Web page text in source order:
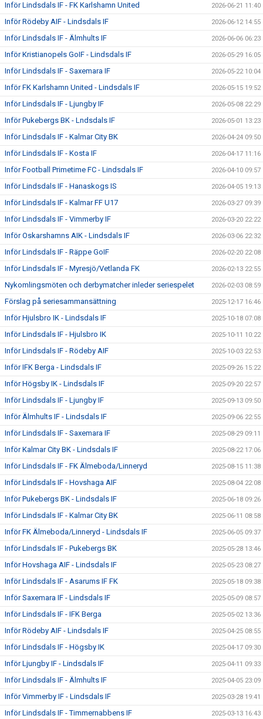
Inför Lindsdals IF - FK Karlshamn United 2026-06-21 11:40
Inför Rödeby AIF - Lindsdals IF 2026-06-12 14:55
Inför Lindsdals IF - Älmhults IF 2026-06-06 06:23
Inför Kristianopels GoIF - Lindsdals IF 2026-05-29 16:05
Inför Lindsdals IF - Saxemara IF 2026-05-22 10:04
Inför FK Karlshamn United - Lindsdals IF 2026-05-15 19:52
Inför Lindsdals IF - Ljungby IF 2026-05-08 22:29
Inför Pukebergs BK - Lndsdals IF 2026-05-01 13:23
Inför Lindsdals IF - Kalmar City BK 2026-04-24 09:50
Inför Lindsdals IF - Kosta IF 2026-04-17 11:16
Inför Football Primetime FC - Lindsdals IF 2026-04-10 09:57
Inför Lindsdals IF - Hanaskogs IS 2026-04-05 19:13
Inför Lindsdals IF - Kalmar FF U17 2026-03-27 09:39
Inför Lindsdals IF - Vimmerby IF 2026-03-20 22:22
Inför Oskarshamns AIK - Lindsdals IF 2026-03-06 22:32
Inför Lindsdals IF - Räppe GoIF 2026-02-20 22:08
Inför Lindsdals IF - Myresjö/Vetlanda FK 2026-02-13 22:55
Nykomlingsmöten och derbymatcher inleder seriespelet 2026-02-03 08:59
Förslag på seriesammansättning 2025-12-17 16:46
Inför Hjulsbro IK - Lindsdals IF 2025-10-18 07:08
Inför Lindsdals IF - Hjulsbro IK 2025-10-11 10:22
Inför Lindsdals IF - Rödeby AIF 2025-10-03 22:53
Inför IFK Berga - Lindsdals IF 2025-09-26 15:22
Inför Högsby IK - Lindsdals IF 2025-09-20 22:57
Inför Lindsdals IF - Ljungby IF 2025-09-13 09:50
Inför Älmhults IF - Lindsdals IF 2025-09-06 22:55
Inför Lindsdals IF - Saxemara IF 2025-08-29 09:11
Inför Kalmar City BK - Lindsdals IF 2025-08-22 17:06
Inför Lindsdals IF - FK Älmeboda/Linneryd 2025-08-15 11:38
Inför Lindsdals IF - Hovshaga AIF 2025-08-04 22:08
Inför Pukebergs BK - Lindsdals IF 2025-06-18 09:26
Inför Lindsdals IF - Kalmar City BK 2025-06-11 08:58
Inför FK Älmeboda/Linneryd - Lindsdals IF 2025-06-05 09:37
Inför Lindsdals IF - Pukebergs BK 2025-05-28 13:46
Inför Hovshaga AIF - Lindsdals IF 2025-05-23 08:27
Inför Lindsdals IF - Asarums IF FK 2025-05-18 09:38
Inför Saxemara IF - Lindsdals IF 2025-05-09 08:57
Inför Lindsdals IF - IFK Berga 2025-05-02 13:36
Inför Rödeby AIF - Lindsdals IF 2025-04-25 08:55
Inför Lindsdals IF - Högsby IK 2025-04-17 09:30
Inför Ljungby IF - Lindsdals IF 2025-04-11 09:33
Inför Lindsdals IF - Älmhults IF 2025-04-05 23:09
Inför Vimmerby IF - Lindsdals IF 2025-03-28 19:41
Inför Lindsdals IF - Timmernabbens IF 2025-03-13 16:43